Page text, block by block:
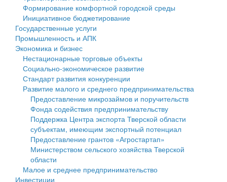
Государственные услуги
Промышленность и АПК
Экономика и бизнес
Символика
Устав
Гостям округа
Туризм
Культура
Образование
Здравоохранение
Социальная защита
Фотоальбом
муниципального округа Тверской области
Администрация Кашинского муниципального округа
Тверской области
Управление сельскими территориями
Открытые данные
Работа с обращениями граждан
Муниципальный контроль
Муниципальные услуги
Проекты административных регламентов
Финансовое управление
Бюджет для граждан
Имущество
Выявление правообладателей ранее учтенных
объектов недвижимости
Имущественная поддержка субъектов малого и
среднего предпринимательства
Информационная поддержка субъектов малого и
среднего предпринимательства
Формирование комфортной городской среды
Инициативное бюджетирование
Государственные услуги
Промышленность и АПК
Экономика и бизнес
Нестационарные торговые объекты
Социально-экономическое развитие
Стандарт развития конкуренции
Развитие малого и среднего предпринимательства
Предоставление микрозаймов и поручительств
Фонда содействия предпринимательству
Поддержка Центра экспорта Тверской области
субъектам, имеющим экспортный потенциал
Предоставление грантов «Агростартап»
Министерством сельского хозяйства Тверской
области
Малое и среднее предпринимательство
Инвестиции